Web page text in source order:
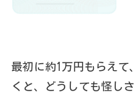
最初に約1万円もらえて
くと、どうしても怪し